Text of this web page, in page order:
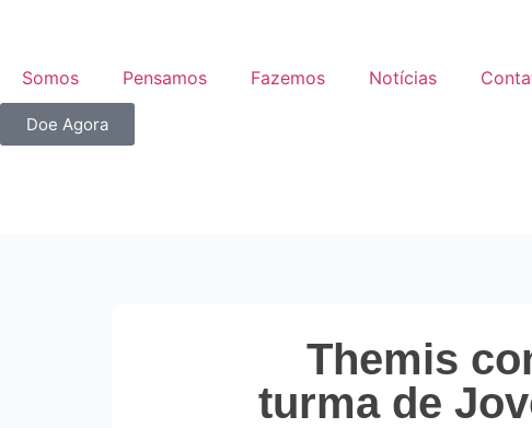
Somos Pensamos Fazemos Notícias
Doe Agora
Themis
turma de